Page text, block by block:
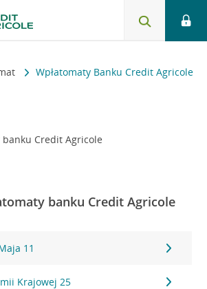
Wpłatomaty Banku Credit Agricole
banku Credit Agricole
banku Credit Agricole
11
Krajowej 25